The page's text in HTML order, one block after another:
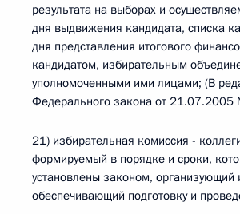
результата на выборах и
дня выдвижения кандидата, списка
дня представления итогового
кандидатом, избирательным
уполномоченными ими лицами; (В
Федерального закона от
21) избирательная комиссия -
формируемый в порядке и сроки,
установлены законом, организующий
обеспечивающий подготовку и